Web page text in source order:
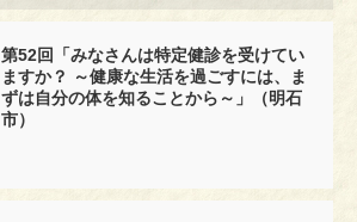
第52回「みなさんは特定健診を受けてい
ますか？ ～健康な生活を過ごすには、ま
ずは自分の体を知ることから～」（明石
市）